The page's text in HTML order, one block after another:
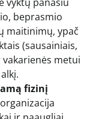
beprasmio
maitinimų, ypač
(sausainiais,
metui
fizinį